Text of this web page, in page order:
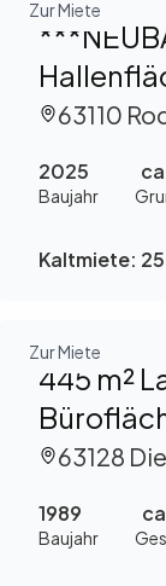
Zur Miete
Büro-/
63110
2025
Baujahr
Kaltmiete:
Zur Miete
445 m²
63128
1989
Baujahr